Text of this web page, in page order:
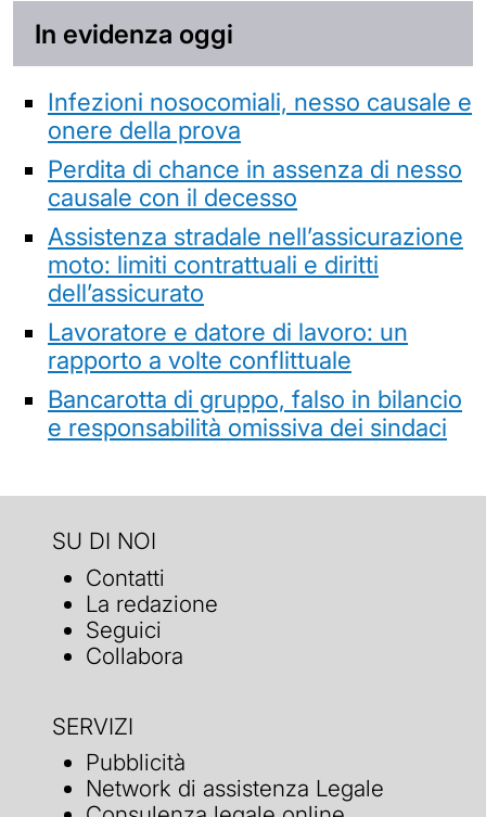
In evidenza oggi
Infezioni nosocomiali, nesso causale e
onere della prova
Perdita di chance in assenza di nesso
causale con il decesso
Assistenza stradale nell’assicurazione
moto: limiti contrattuali e diritti
dell’assicurato
Lavoratore e datore di lavoro: un
rapporto a volte conflittuale
Bancarotta di gruppo, falso in bilancio
e responsabilità omissiva dei sindaci
SU DI NOI
Contatti
La redazione
Seguici
Collabora
SERVIZI
Pubblicità
Network di assistenza Legale